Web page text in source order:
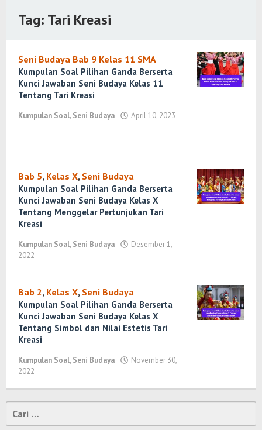
Tag: Tari Kreasi
Seni Budaya Bab 9 Kelas 11 SMA
Kumpulan Soal Pilihan Ganda Berserta
Kunci Jawaban Seni Budaya Kelas 11
Tentang Tari Kreasi
Kumpulan Soal,Seni Budaya April 10, 2023
Bab 5, Kelas X, Seni Budaya
Kumpulan Soal Pilihan Ganda Berserta
Kunci Jawaban Seni Budaya Kelas X
Tentang Menggelar Pertunjukan Tari
Kreasi
Kumpulan Soal,Seni Budaya
Desember 1,
2022
Bab 2, Kelas X, Seni Budaya
Kumpulan Soal Pilihan Ganda Berserta
Kunci Jawaban Seni Budaya Kelas X
Tentang Simbol dan Nilai Estetis Tari
Kreasi
Kumpulan Soal,Seni Budaya
November 30,
2022
Cari
untuk: